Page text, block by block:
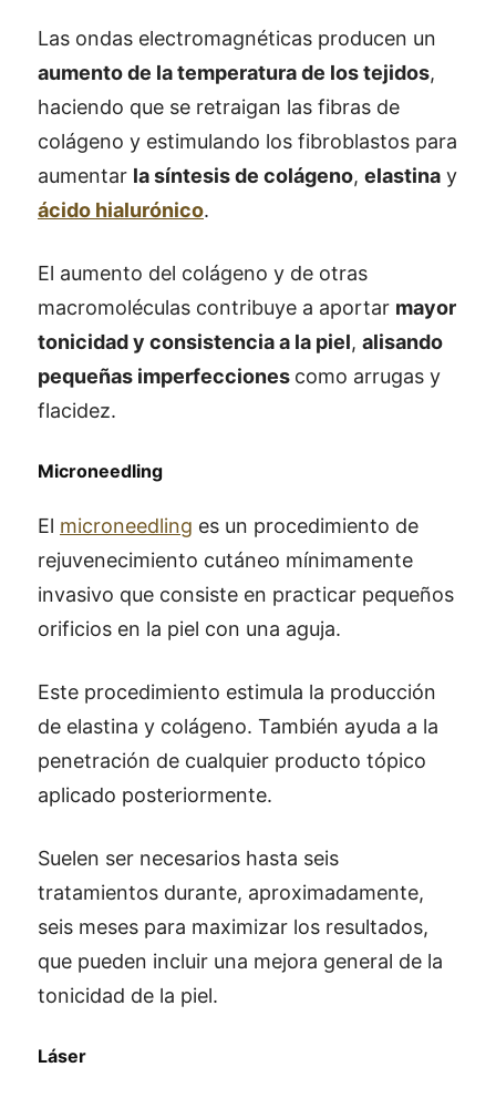
Las ondas electromagnéticas producen un
aumento de la temperatura de los tejidos,
haciendo que se retraigan las fibras de
colágeno y estimulando los fibroblastos para
aumentar la síntesis de colágeno, elastina y
ácido hialurónico.
El aumento del colágeno y de otras
macromoléculas contribuye a aportar mayor
tonicidad y consistencia a la piel, alisando
pequeñas imperfecciones como arrugas y
flacidez.
Microneedling
El microneedling es un procedimiento de
rejuvenecimiento cutáneo mínimamente
invasivo que consiste en practicar pequeños
orificios en la piel con una aguja.
Este procedimiento estimula la producción
de elastina y colágeno. También ayuda a la
penetración de cualquier producto tópico
aplicado posteriormente.
Suelen ser necesarios hasta seis
tratamientos durante, aproximadamente,
seis meses para maximizar los resultados,
que pueden incluir una mejora general de la
tonicidad de la piel.
Láser